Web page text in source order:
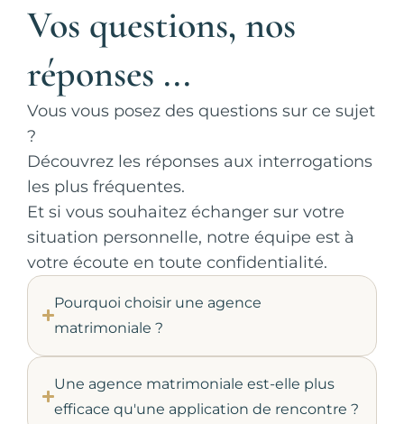
Vos questions, nos
réponses ...
Vous vous posez des questions sur ce sujet
?
Découvrez les réponses aux interrogations
les plus fréquentes.
Et si vous souhaitez échanger sur votre
situation personnelle, notre équipe est à
votre écoute en toute confidentialité.
Pourquoi choisir une agence
matrimoniale ?
Une agence matrimoniale est-elle plus
efficace qu'une application de rencontre ?